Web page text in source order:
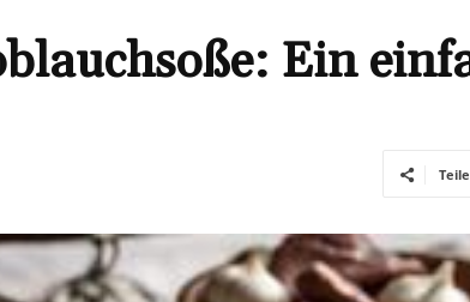
Ein